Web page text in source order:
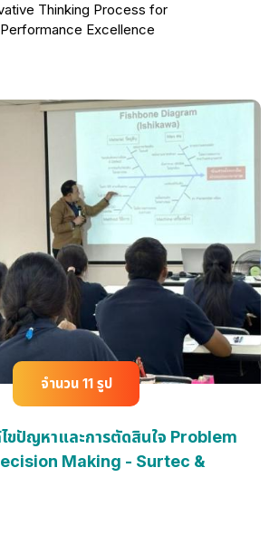
Thinking Process for
Excellence
จำนวน 11 รูป
ขปัญหาและการตัดสินใจ Problem
Making - Surtec &